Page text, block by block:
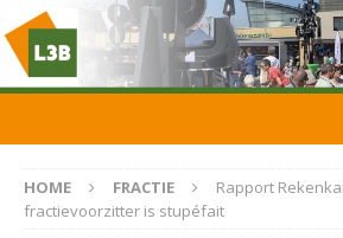
HOME FRACTIE
Rapport
fractievoorzitter is stupéfait